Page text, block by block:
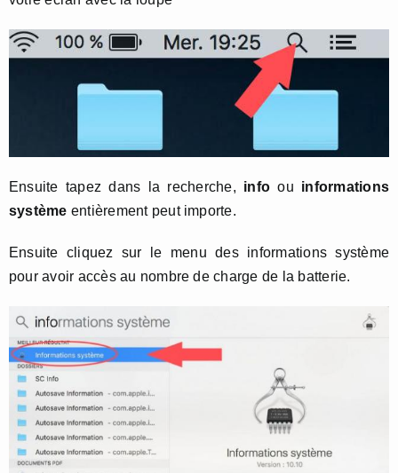
Ensuite tapez dans la recherche, info ou informations
système entièrement peut importe.
Ensuite cliquez sur le menu des informations système
pour avoir accès au nombre de charge de la batterie.